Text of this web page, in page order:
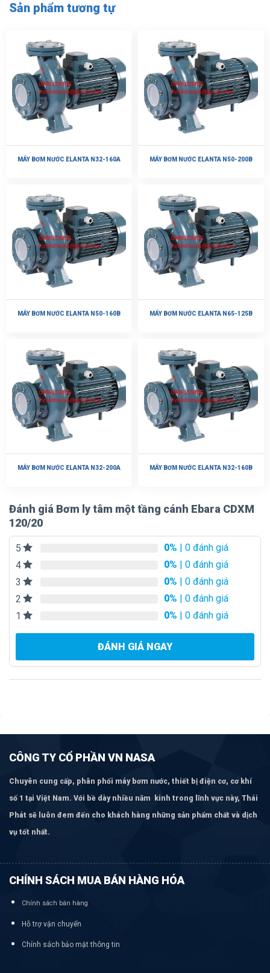
Sản phẩm tương tự
MÁY BƠM NƯỚC ELANTA N32-160A MÁY BƠM NƯỚC ELANTA N50-200B
MÁY BƠM NƯỚC ELANTA N50-160B MÁY BƠM NƯỚC ELANTA N65-125B
MÁY BƠM NƯỚC ELANTA N32-200A MÁY BƠM NƯỚC ELANTA N32-160B
Đánh giá Bơm ly tâm một tầng cánh Ebara CDXM
120/20
5 0% | 0 đánh giá
4
0% | 0 đánh giá
3
0% | 0 đánh giá
2
0% | 0 đánh giá
1
0% | 0 đánh giá
ĐÁNH GIÁ NGAY
CÔNG TY CỔ PHẦN VN NASA
Chuyên cung cấp, phân phối máy bơm nước, thiết bị điện cơ, cơ khí
số 1 tại Việt Nam. Với bề dày nhiều năm kinh trong lĩnh vực này, Thái
Phát sẽ luôn đem đến cho khách hàng những sản phẩm chất và dịch
vụ tốt nhất.
CHÍNH SÁCH MUA BÁN HÀNG HÓA
Chính sách bán hàng
Hỗ trợ vận chuyển
Chính sách bảo mật thông tin